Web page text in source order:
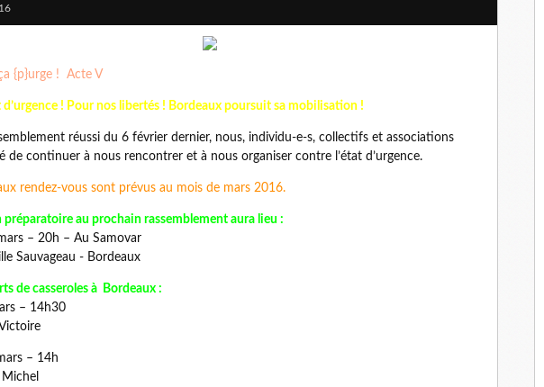
{p}urge ! Acte V
d’urgence ! Pour nos libertés ! Bordeaux poursuit sa mobilisation !
réussi du 6 février dernier, nous, individu-e-s, collectifs et associations
de continuer à nous rencontrer et à nous organiser contre l’état d’urgence.
rendez-vous sont prévus au mois de mars 2016.
préparatoire au prochain rassemblement aura lieu :
– 20h – Au Samovar
Sauvageau - Bordeaux
de casseroles à Bordeaux :
– 14h30
– 14h